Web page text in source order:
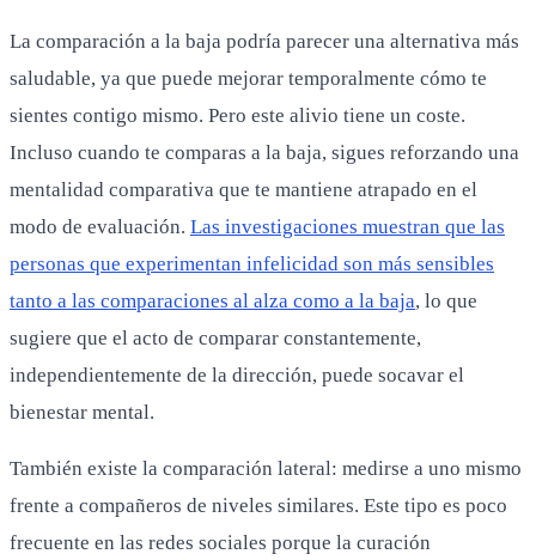
La comparación a la baja podría parecer una alternativa más
saludable, ya que puede mejorar temporalmente cómo te
sientes contigo mismo. Pero este alivio tiene un coste.
Incluso cuando te comparas a la baja, sigues reforzando una
mentalidad comparativa que te mantiene atrapado en el
modo de evaluación. Las investigaciones muestran que las
personas que experimentan infelicidad son más sensibles
tanto a las comparaciones al alza como a la baja, lo que
sugiere que el acto de comparar constantemente,
independientemente de la dirección, puede socavar el
bienestar mental.
También existe la comparación lateral: medirse a uno mismo
frente a compañeros de niveles similares. Este tipo es poco
frecuente en las redes sociales porque la curación